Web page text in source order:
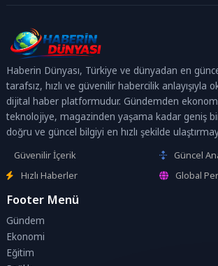
Haberin Dünyası, Türkiye ve dünyadan en
tarafsız, hızlı ve güvenilir habercilik anlayışıyla
dijital haber platformudur. Gündemden
teknolojiye, magazinden yaşama kadar geniş
doğru ve güncel bilgiyi en hızlı şekilde
Güvenilir İçerik
Güncel
Hızlı Haberler
Global
Footer Menü
Gündem
Ekonomi
Eğitim